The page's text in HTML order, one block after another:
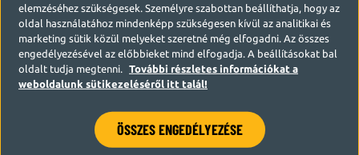
elemzéséhez szükségesek. Személyre szabottan beállíthatja, hogy az
oldal használatához mindenképp szükségesen kívül az analitikai és
marketing sütik közül melyeket szeretné még elfogadni. Az összes
engedélyezésével az előbbieket mind elfogadja. A beállításokat bal
oldalt tudja megtenni.
További részletes információkat a
weboldalunk sütikezeléséről itt talál!
ÖSSZES ENGEDÉLYEZÉSE